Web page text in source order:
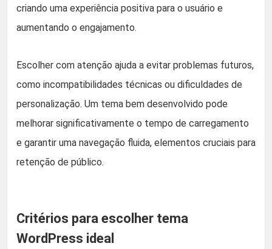
criando uma experiência positiva para o usuário e
aumentando o engajamento.
Escolher com atenção ajuda a evitar problemas futuros,
como incompatibilidades técnicas ou dificuldades de
personalização. Um tema bem desenvolvido pode
melhorar significativamente o tempo de carregamento
e garantir uma navegação fluida, elementos cruciais para
retenção de público.
Critérios para escolher tema
WordPress ideal